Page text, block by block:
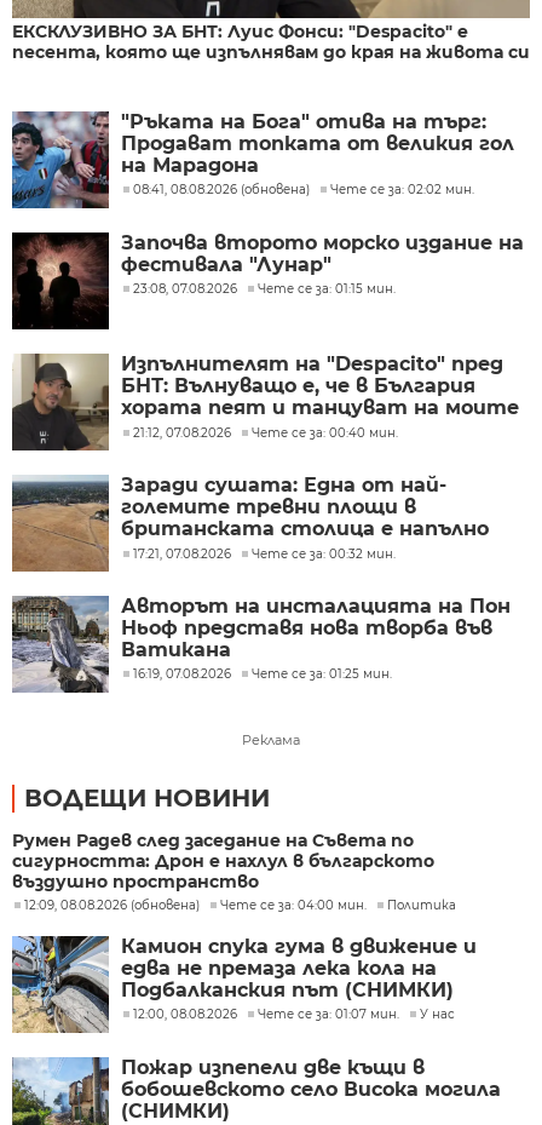
ЕКСКЛУЗИВНО ЗА БНТ: Луис Фонси: "Despacito" е
песента, която ще изпълнявам до края на живота си
"Ръката на Бога" отива на търг:
Продават топката от великия гол
на Марадона
08:41, 08.08.2026 (обновена) Чете се за: 02:02 мин.
Започва второто морско издание на
фестивала "Лунар"
23:08, 07.08.2026 Чете се за: 01:15 мин.
Изпълнителят на "Despacito" пред
БНТ: Вълнуващо е, че в България
хората пеят и танцуват на моите
песни
21:12, 07.08.2026 Чете се за: 00:40 мин.
Заради сушата: Една от най-
големите тревни площи в
британската столица е напълно
изгоряла
17:21, 07.08.2026 Чете се за: 00:32 мин.
Авторът на инсталацията на Пон
Ньоф представя нова творба във
Ватикана
16:19, 07.08.2026 Чете се за: 01:25 мин.
Реклама
ВОДЕЩИ НОВИНИ
Румен Радев след заседание на Съвета по
сигурността: Дрон е нахлул в българското
въздушно пространство
12:09, 08.08.2026 (обновена) Чете се за: 04:00 мин. Политика
Камион спука гума в движение и
едва не премаза лека кола на
Подбалканския път (СНИМКИ)
12:00, 08.08.2026 Чете се за: 01:07 мин. У нас
Пожар изпепели две къщи в
бобошевското село Висока могила
(СНИМКИ)